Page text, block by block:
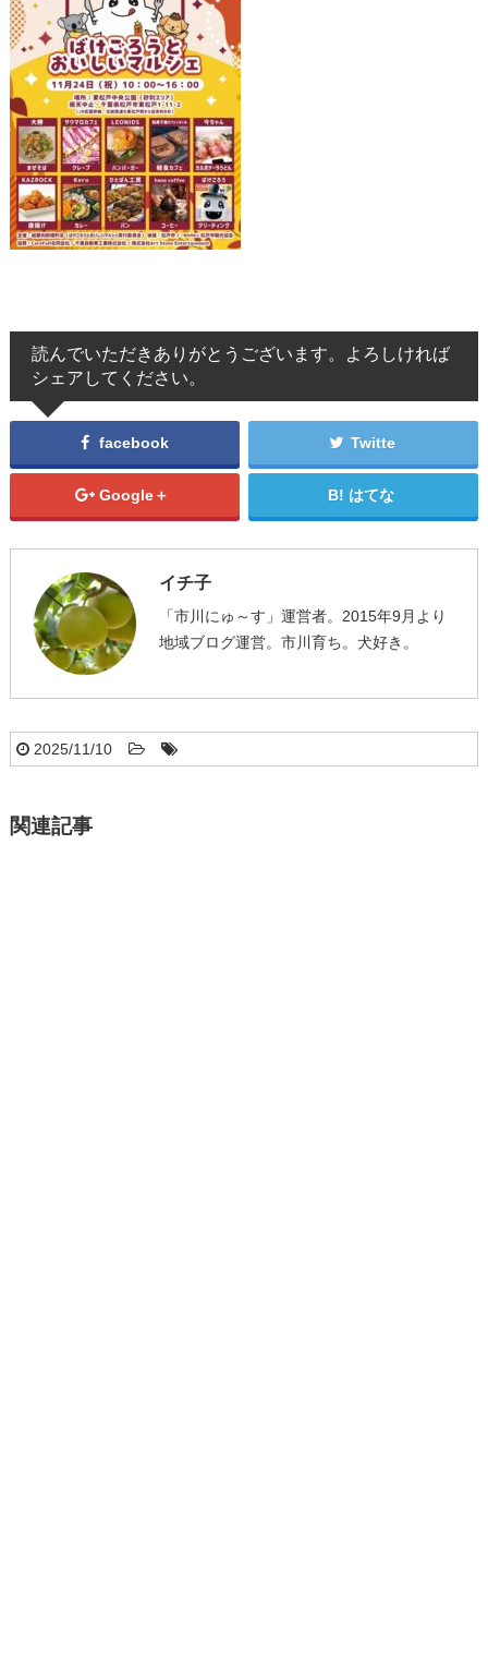
読んでいただきありがとうございます。よろしければ
シェアしてください。
facebook Twitte
Google＋ はてな
イチ子
「市川にゅ～す」運営者。2015年9月より
地域ブログ運営。市川育ち。犬好き。
2025/11/10
関連記事